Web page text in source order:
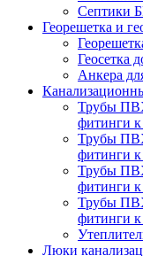
Септики
Георешетка и
Геосетка
Анкера
Трубы
фитинги
Трубы
фитинги
Трубы
фитинги
Трубы
фитинги
Люки